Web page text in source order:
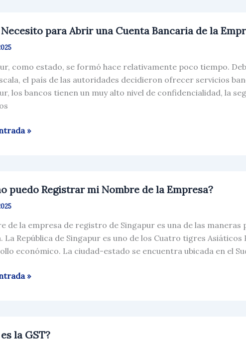
Necesito para Abrir una Cuenta Bancaria de la
como estado, se formó hace relativamente poco tiempo.
el país de las autoridades decidieron ofrecer servicios
los bancos tienen un muy alto nivel de confidencialidad, la
»
puedo Registrar mi Nombre de la Empresa?
de la empresa de registro de Singapur es una de las
La República de Singapur es uno de los Cuatro tigres
económico. La ciudad-estado se encuentra ubicada en el
»
la GST?